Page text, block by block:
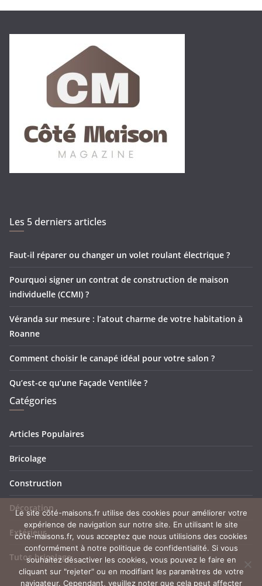
Les 5 derniers articles
Faut-il réparer ou changer un volet roulant électrique ?
Pourquoi signer un contrat de construction de maison
individuelle (CCMI) ?
Véranda sur mesure : l’atout charme de votre habitation à
Roanne
Comment choisir le canapé idéal pour votre salon ?
Qu’est-ce qu’une Façade Ventilée ?
Catégories
Articles Populaires
Bricolage
Construction
Décoration
Extérieur
Tutos bricolage
Le site côté-maisons.fr utilise des cookies pour améliorer votre
expérience de navigation sur notre site. En utilisant le site
côté-maisons.fr, vous acceptez que nous utilisions des cookies
conformément à notre politique de confidentialité. Si vous
souhaitez désactiver les cookies, vous pouvez le faire en
cliquant sur "rejeter" ou en modifiant les paramètres de votre
navigateur. Cependant, veuillez noter que cela peut affecter